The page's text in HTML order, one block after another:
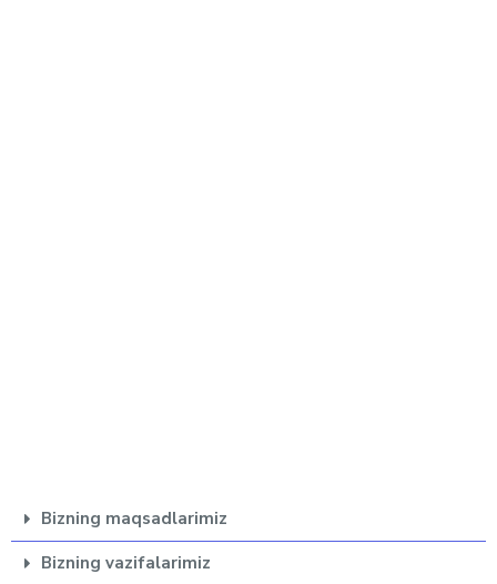
Bizning maqsadlarimiz
Bizning vazifalarimiz